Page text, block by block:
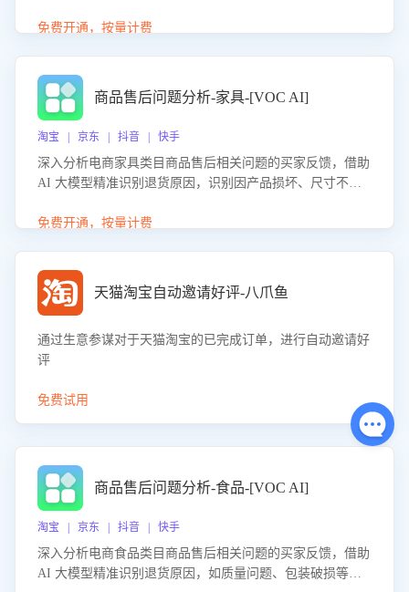
置差评防控，提升客户满意度。
免费开通，按量计费
商品售后问题分析-家具-[VOC AI]
淘宝 | 京东 | 抖音 | 快手
深入分析电商家具类目商品售后相关问题的买家反馈，借助
AI 大模型精准识别退货原因，识别因产品损坏、尺寸不符
力商家优化产品或服务，实现销售额的显著提升。
免费开通，按量计费
天猫淘宝自动邀请好评-八爪鱼
通过生意参谋对于天猫淘宝的已完成订单，进行自动邀请好
评
免费试用
商品售后问题分析-食品-[VOC AI]
淘宝 | 京东 | 抖音 | 快手
深入分析电商食品类目商品售后相关问题的买家反馈，借助
AI 大模型精准识别退货原因，如质量问题、包装破损等，